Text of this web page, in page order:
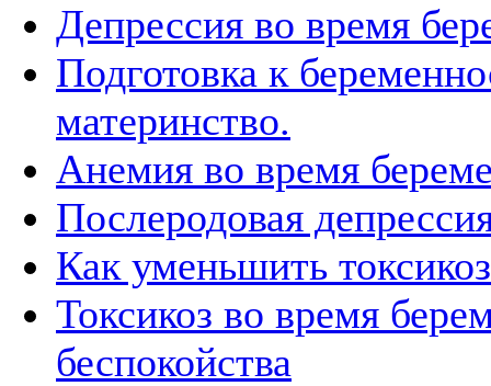
Депрессия во время
Подготовка к
материнство.
Анемия во время
Послеродовая
Как уменьшить
Токсикоз во время
беспокойства